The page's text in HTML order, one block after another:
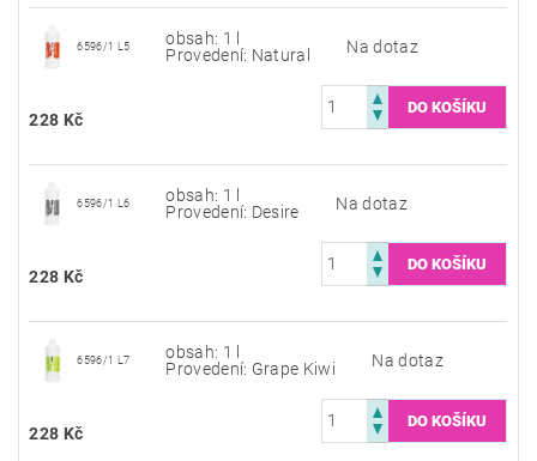
6596/1 L5
obsah: 1 l
Provedení: Natural
Na dotaz
228 Kč
6596/1 L6
obsah: 1 l
Provedení: Desire
Na dotaz
228 Kč
6596/1 L7
obsah: 1 l
Provedení: Grape Kiwi
Na dotaz
228 Kč